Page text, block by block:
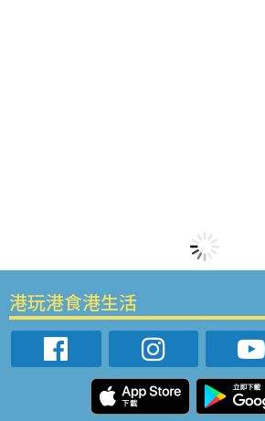
港玩港食港生活